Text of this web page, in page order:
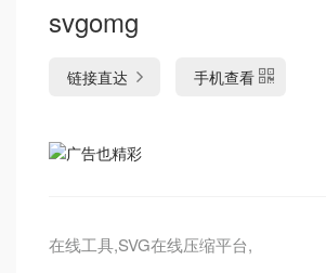
svgomg
链接直达 手机查看
在线工具,SVG在线压缩平台,